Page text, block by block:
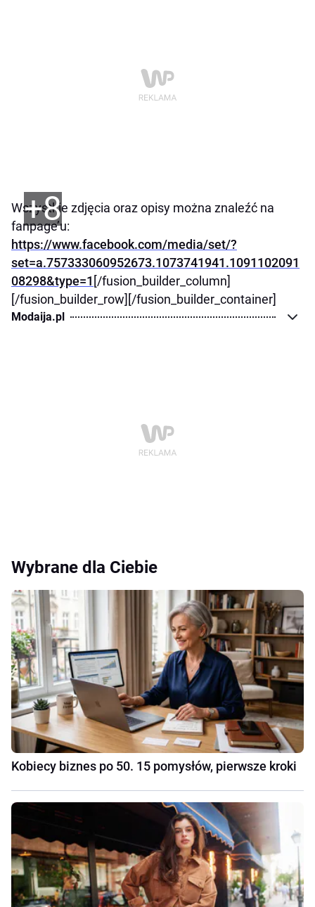
+8
Wszystkie zdjęcia oraz opisy można znaleźć na
fanpage’u:
https://www.facebook.com/media/set/?
set=a.757333060952673.1073741941.1091102091
08298&type=1 [/fusion_builder_column]
[/fusion_builder_row][/fusion_builder_container]
Modaija.pl
Wybrane dla Ciebie
Kobiecy biznes po 50. 15 pomysłów, pierwsze kroki